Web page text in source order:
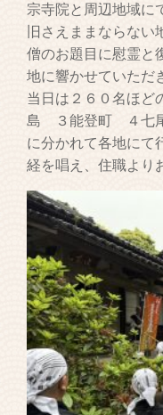
宗寺院と周辺地域に
旧さえままならな
僧のお題目に慰霊と
地に響かせていただ
当日は２６０名ほ
島 ３能登町 ４七
に分かれて各地にて
経を唱え、住職より